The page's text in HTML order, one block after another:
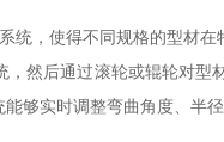
，使得不同规格的型材在
然后通过滚轮或辊轮对
够实时调整弯曲角度、半